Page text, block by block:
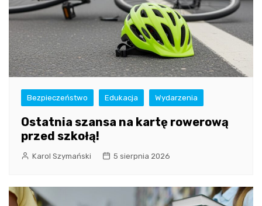
Bezpieczeństwo Edukacja Wydarzenia
Ostatnia szansa na kartę rowerową
przed szkołą!
Karol Szymański 5 sierpnia 2026